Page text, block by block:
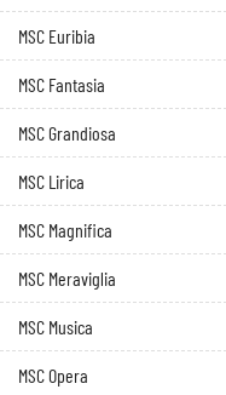
MSC Euribia
MSC Fantasia
MSC Grandiosa
MSC Lirica
MSC Magnifica
MSC Meraviglia
MSC Musica
MSC Opera